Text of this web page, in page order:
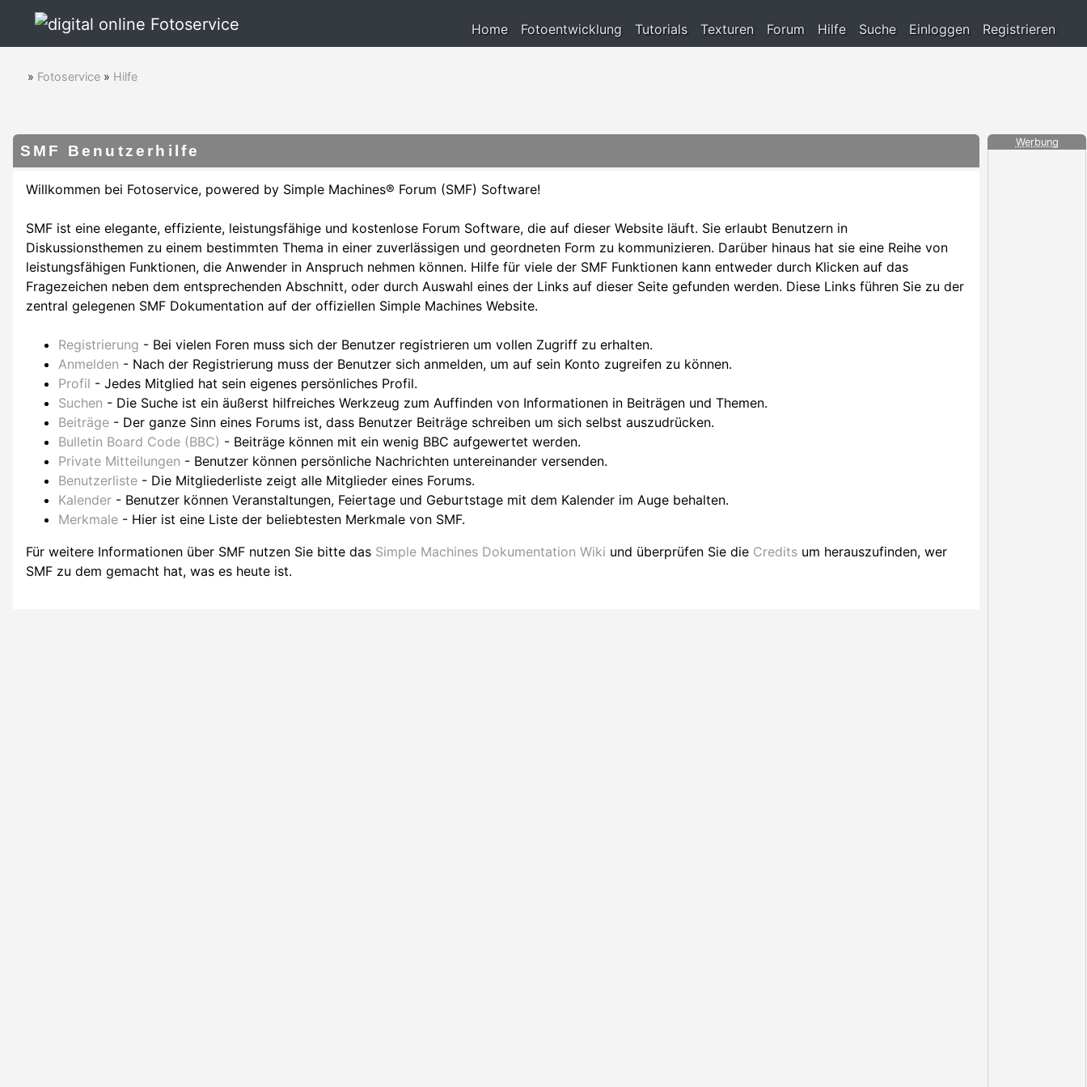
Home Fotoentwicklung Tutorials Texturen Forum Hilfe Suche Einloggen Registrieren
» Fotoservice » Hilfe
SMF Benutzerhilfe
Willkommen bei Fotoservice, powered by Simple Machines® Forum (SMF) Software!
SMF ist eine elegante, effiziente, leistungsfähige und kostenlose Forum Software, die auf dieser Website läuft. Sie erlaubt Benutzern in
Diskussionsthemen zu einem bestimmten Thema in einer zuverlässigen und geordneten Form zu kommunizieren. Darüber hinaus hat sie eine Reihe von
leistungsfähigen Funktionen, die Anwender in Anspruch nehmen können. Hilfe für viele der SMF Funktionen kann entweder durch Klicken auf das
Fragezeichen neben dem entsprechenden Abschnitt, oder durch Auswahl eines der Links auf dieser Seite gefunden werden. Diese Links führen Sie zu der
zentral gelegenen SMF Dokumentation auf der offiziellen Simple Machines Website.
Registrierung - Bei vielen Foren muss sich der Benutzer registrieren um vollen Zugriff zu erhalten.
Anmelden - Nach der Registrierung muss der Benutzer sich anmelden, um auf sein Konto zugreifen zu können.
Profil - Jedes Mitglied hat sein eigenes persönliches Profil.
Suchen - Die Suche ist ein äußerst hilfreiches Werkzeug zum Auffinden von Informationen in Beiträgen und Themen.
Beiträge - Der ganze Sinn eines Forums ist, dass Benutzer Beiträge schreiben um sich selbst auszudrücken.
Bulletin Board Code (BBC) - Beiträge können mit ein wenig BBC aufgewertet werden.
Private Mitteilungen - Benutzer können persönliche Nachrichten untereinander versenden.
Benutzerliste - Die Mitgliederliste zeigt alle Mitglieder eines Forums.
Kalender - Benutzer können Veranstaltungen, Feiertage und Geburtstage mit dem Kalender im Auge behalten.
Merkmale - Hier ist eine Liste der beliebtesten Merkmale von SMF.
Für weitere Informationen über SMF nutzen Sie bitte das Simple Machines Dokumentation Wiki und überprüfen Sie die Credits um herauszufinden, wer
SMF zu dem gemacht hat, was es heute ist.
Werbung